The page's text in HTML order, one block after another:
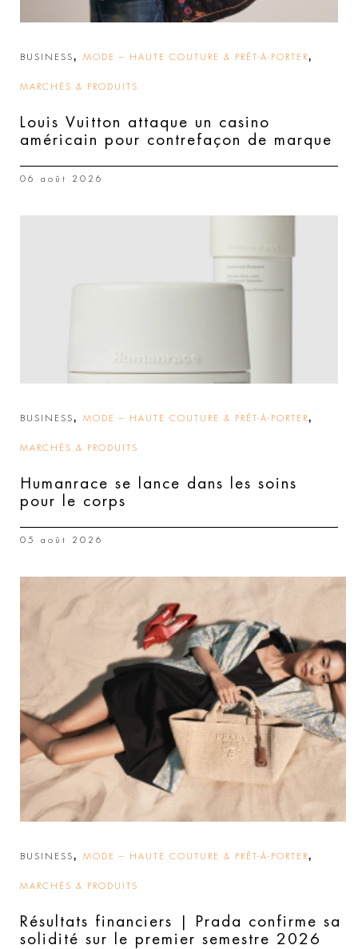
BUSINESS, MODE – HAUTE COUTURE & PRÊT-À-PORTER,
MARCHÉS & PRODUITS
Louis Vuitton attaque un casino
américain pour contrefaçon de marque
06 août 2026
BUSINESS, MODE – HAUTE COUTURE & PRÊT-À-PORTER,
MARCHÉS & PRODUITS
Humanrace se lance dans les soins
pour le corps
05 août 2026
BUSINESS, MODE – HAUTE COUTURE & PRÊT-À-PORTER,
MARCHÉS & PRODUITS
Résultats financiers | Prada confirme sa
solidité sur le premier semestre 2026